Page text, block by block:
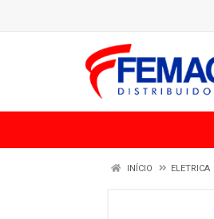
INÍCIO ELETRICA